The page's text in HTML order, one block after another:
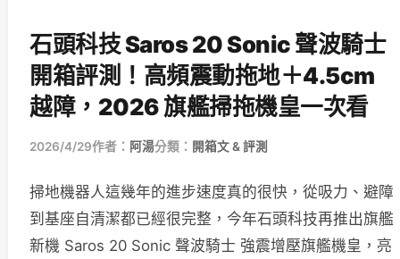
石頭科技 Saros 20 Sonic 聲波騎士
開箱評測！高頻震動拖地＋4.5cm
越障，2026 旗艦掃拖機皇一次看
2026/4/29作者： 阿湯分類： 開箱文 & 評測
掃地機器人這幾年的進步速度真的很快，從吸力、避障
到基座自清潔都已經很完整，今年石頭科技再推出旗艦
新機 Saros 20 Sonic 聲波騎士 強震增壓旗艦機皇，亮